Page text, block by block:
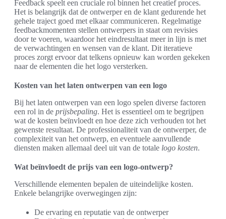
Feedback speelt een cruciale rol binnen het creatief proces.
Het is belangrijk dat de ontwerper en de klant gedurende het
gehele traject goed met elkaar communiceren. Regelmatige
feedbackmomenten stellen ontwerpers in staat om revisies
door te voeren, waardoor het eindresultaat meer in lijn is met
de verwachtingen en wensen van de klant. Dit iteratieve
proces zorgt ervoor dat telkens opnieuw kan worden gekeken
naar de elementen die het logo versterken.
Kosten van het laten ontwerpen van een logo
Bij het laten ontwerpen van een logo spelen diverse factoren
een rol in de prijsbepaling. Het is essentieel om te begrijpen
wat de kosten beïnvloedt en hoe deze zich verhouden tot het
gewenste resultaat. De professionaliteit van de ontwerper, de
complexiteit van het ontwerp, en eventuele aanvullende
diensten maken allemaal deel uit van de totale logo kosten.
Wat beïnvloedt de prijs van een logo-ontwerp?
Verschillende elementen bepalen de uiteindelijke kosten.
Enkele belangrijke overwegingen zijn:
De ervaring en reputatie van de ontwerper